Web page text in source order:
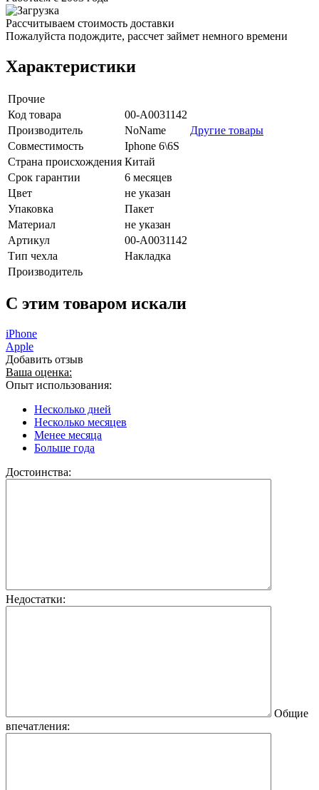
Рассчитываем стоимость доставки
Пожалуйста подождите, рассчет займет немного времени
Характеристики
Прочие
Код товара
00-А0031142
Производитель
NoName
Другие товары
Совместимость
Iphone 6\6S
Страна происхождения Китай
Срок гарантии
6 месяцев
Цвет
не указан
Упаковка
Пакет
Материал
не указан
Артикул
00-А0031142
Тип чехла
Накладка
Производитель
C этим товаром искали
iPhone
Apple
Добавить отзыв
Ваша оценка:
Опыт использования:
Несколько дней
Несколько месяцев
Менее месяца
Больше года
Достоинства:
Недостатки:
Общие
впечатления: